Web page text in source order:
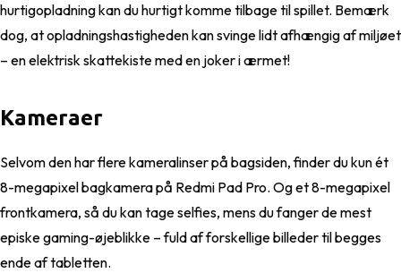
hurtigopladning kan du hurtigt komme tilbage til spillet. Bemærk
dog, at opladningshastigheden kan svinge lidt afhængig af miljøet
– en elektrisk skattekiste med en joker i ærmet!
Kameraer
Selvom den har flere kameralinser på bagsiden, finder du kun ét
8-megapixel bagkamera på Redmi Pad Pro. Og et 8-megapixel
frontkamera, så du kan tage selfies, mens du fanger de mest
episke gaming-øjeblikke – fuld af forskellige billeder til begges
ende af tabletten.